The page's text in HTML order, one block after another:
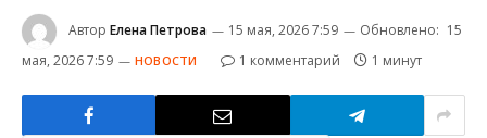
Автор Елена Петрова 15 мая, 2026 7:59 Обновлено: 15
мая, 2026 7:59
НОВОСТИ 1 комментарий 1 минут